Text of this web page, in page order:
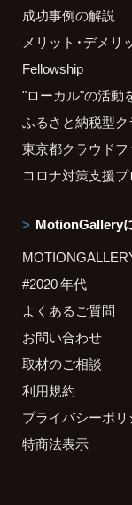
成功事例の解説
メリット・デメリ
Fellowship
"ローカル"の活動
ふるさと納税型
東京都クラウド
コロナ対策支援
MotionGallery
#2020 年代
よくあるご質問
お問い合わせ
取材のご相談
利用規約
プライバシーポリ
特商法表示